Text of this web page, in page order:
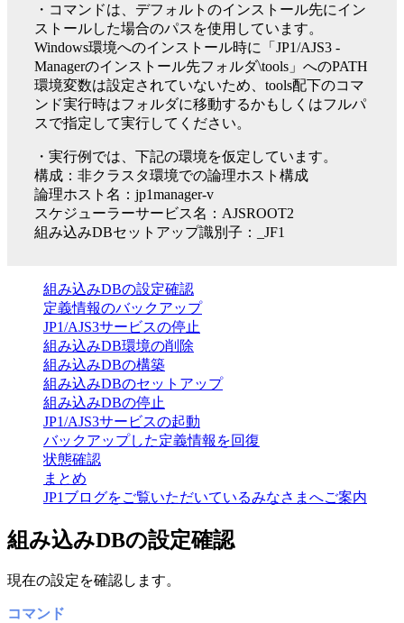
・コマンドは、デフォルトのインストール先にイン
ストールした場合のパスを使用しています。
Windows環境へのインストール時に「JP1/AJS3 -
Managerのインストール先フォルダ\tools」へのPATH
環境変数は設定されていないため、tools配下のコマ
ンド実行時はフォルダに移動するかもしくはフルパ
スで指定して実行してください。
・実行例では、下記の環境を仮定しています。
構成：非クラスタ環境での論理ホスト構成
論理ホスト名：jp1manager-v
スケジューラーサービス名：AJSROOT2
組み込みDBセットアップ識別子：_JF1
組み込みDBの設定確認
定義情報のバックアップ
JP1/AJS3サービスの停止
組み込みDB環境の削除
組み込みDBの構築
組み込みDBのセットアップ
組み込みDBの停止
JP1/AJS3サービスの起動
バックアップした定義情報を回復
状態確認
まとめ
JP1ブログをご覧いただいているみなさまへご案内
組み込みDBの設定確認
現在の設定を確認します。
コマンド